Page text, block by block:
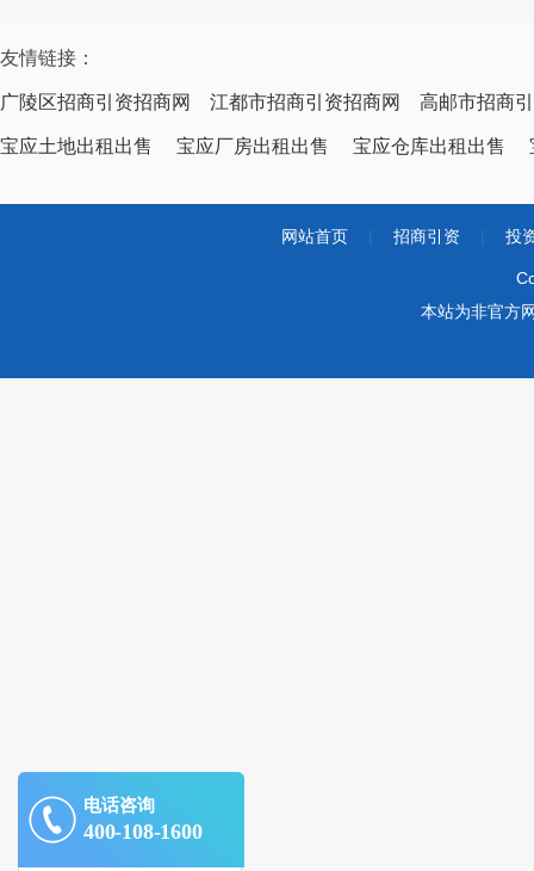
友情链接：
广陵区招商引资招商网 江都市招商引资招商网 高邮市招商
宝应土地出租出售 宝应厂房出租出售 宝应仓库出租出售
网站首页 招商引资 投
本站为非官方
电话咨询
400-108-1600